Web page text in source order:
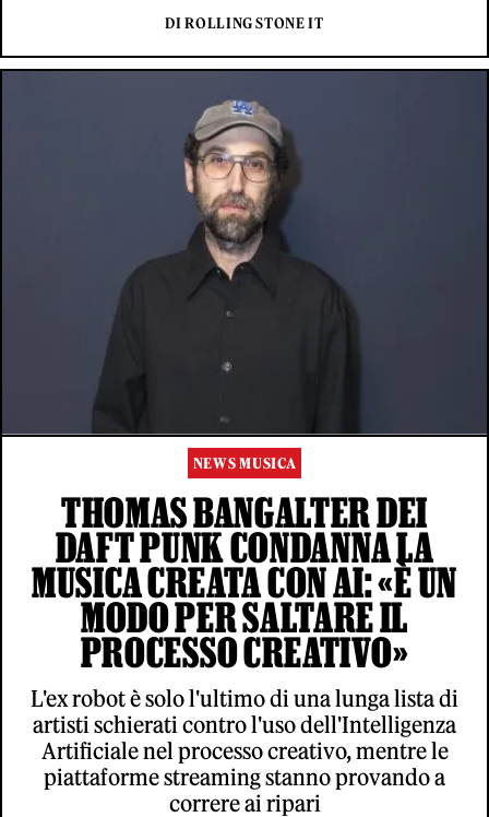
DI ROLLING STONE IT
NEWS MUSICA
THOMAS BANGALTER DEI
DAFT PUNK CONDANNA LA
MUSICA CREATA CON AI: «È UN
MODO PER SALTARE IL
PROCESSO CREATIVO»
L'ex robot è solo l'ultimo di una lunga lista di
artisti schierati contro l'uso dell'Intelligenza
Artificiale nel processo creativo, mentre le
piattaforme streaming stanno provando a
correre ai ripari